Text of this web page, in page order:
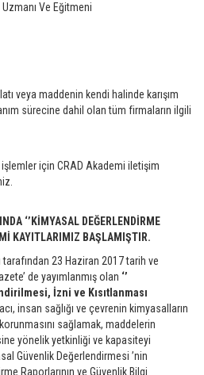
Ve Eğitmeni
veya maddenin kendi halinde karışım
sürecine dahil olan tüm firmaların ilgili
işlemler için CRAD Akademi iletişim
‘’KİMYASAL DEĞERLENDİRME
KAYITLARIMIZ BAŞLAMIŞTIR.
tarafından 23 Haziran 2017 tarih ve
de yayımlanmış olan ‘’
İzni ve Kısıtlanması
insan sağlığı ve çevrenin kimyasalların
sağlamak, maddelerin
yönelik yetkinliği ve kapasiteyi
Güvenlik Değerlendirmesi ’nin
Raporlarının ve Güvenlik Bilgi